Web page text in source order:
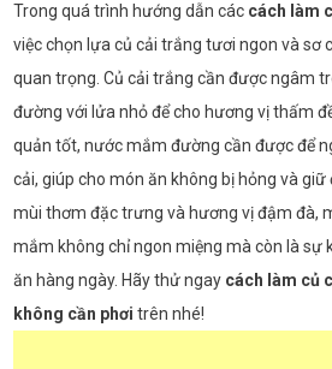
Trong quá trình hướng dẫn các cách làm
việc chọn lựa củ cải trắng tươi ngon và sơ
quan trọng. Củ cải trắng cần được ngâm
đường với lửa nhỏ để cho hương vị thấm
quản tốt, nước mắm đường cần được để
cải, giúp cho món ăn không bị hỏng và
mùi thơm đặc trưng và hương vị đậm đà,
mắm không chỉ ngon miệng mà còn là sự
ăn hàng ngày. Hãy thử ngay cách làm củ
không cần phơi trên nhé!